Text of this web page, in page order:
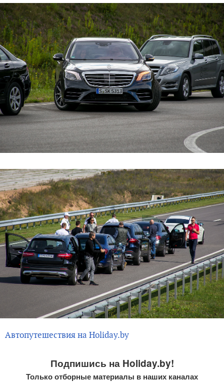
Автопутешествия на Holiday.by
Подпишись на Holiday.by!
Только отборные материалы в наших каналах